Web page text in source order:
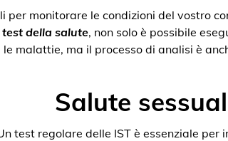
per monitorare le condizioni del vostro
test della salute, non solo è possibile
le malattie, ma il processo di analisi è
Salute
test regolare delle IST è essenziale